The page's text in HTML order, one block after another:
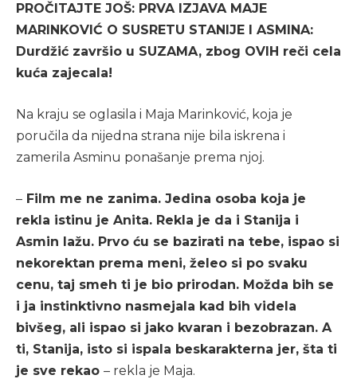
PROČITAJTE JOŠ: PRVA IZJAVA MAJE
MARINKOVIĆ O SUSRETU STANIJE I ASMINA:
Durdžić završio u SUZAMA, zbog OVIH reči cela
kuća zajecala!
Na kraju se oglasila i Maja Marinković, koja je
poručila da nijedna strana nije bila iskrena i
zamerila Asminu ponašanje prema njoj.
– Film me ne zanima. Jedina osoba koja je
rekla istinu je Anita. Rekla je da i Stanija i
Asmin lažu. Prvo ću se bazirati na tebe, ispao si
nekorektan prema meni, želeo si po svaku
cenu, taj smeh ti je bio prirodan. Možda bih se
i ja instinktivno nasmejala kad bih videla
bivšeg, ali ispao si jako kvaran i bezobrazan. A
ti, Stanija, isto si ispala beskarakterna jer, šta ti
je sve rekao – rekla je Maja.